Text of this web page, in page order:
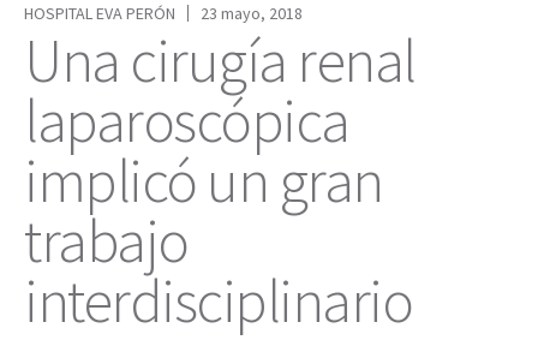
HOSPITAL EVA PERÓN
23 mayo, 2018
Una cirugía renal
laparoscópica
implicó un gran
trabajo
interdisciplinario